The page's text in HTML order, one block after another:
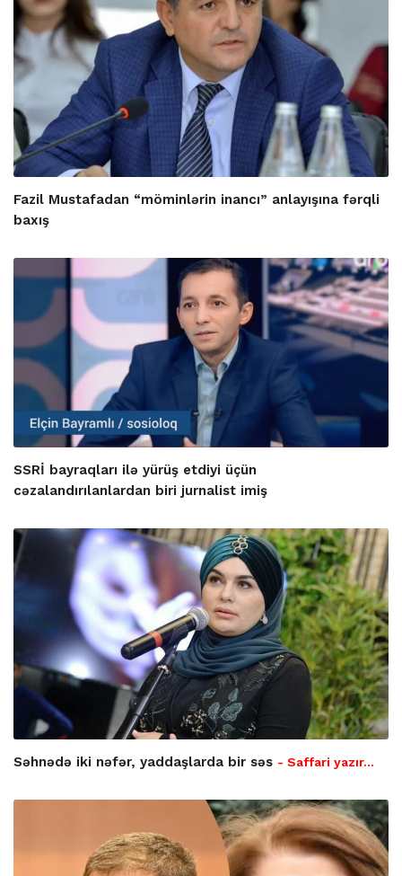
Fazil Mustafadan “möminlərin inancı” anlayışına fərqli
baxış
SSRİ bayraqları ilə yürüş etdiyi üçün
cəzalandırılanlardan biri jurnalist imiş
Səhnədə iki nəfər, yaddaşlarda bir səs - Saffari yazır…